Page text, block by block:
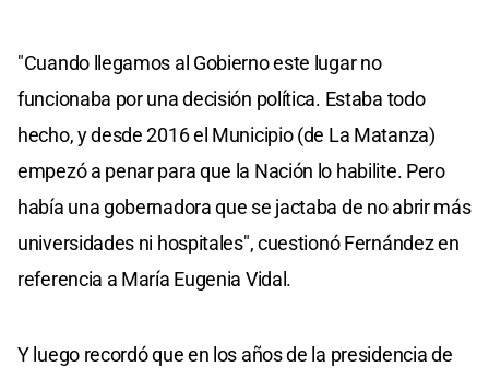
"Cuando llegamos al Gobierno este lugar no
funcionaba por una decisión política. Estaba todo
hecho, y desde 2016 el Municipio (de La Matanza)
empezó a penar para que la Nación lo habilite. Pero
había una gobernadora que se jactaba de no abrir más
universidades ni hospitales", cuestionó Fernández en
referencia a María Eugenia Vidal.
Y luego recordó que en los años de la presidencia de